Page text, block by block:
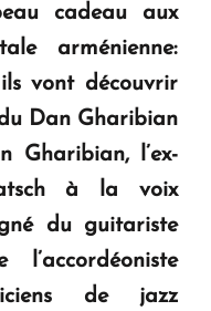
d'Arménie
cadeau aux
arménienne:
vont découvrir
Dan Gharibian
l’ex-
à la voix
du guitariste
de jazz